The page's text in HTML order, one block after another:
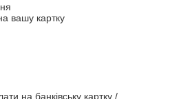
вашу картку
на банківську картку /